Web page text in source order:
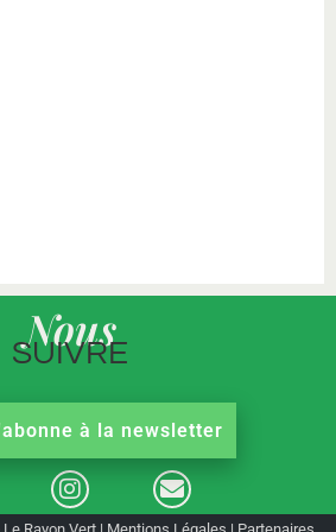
Nous
SUIVRE
à la newsletter